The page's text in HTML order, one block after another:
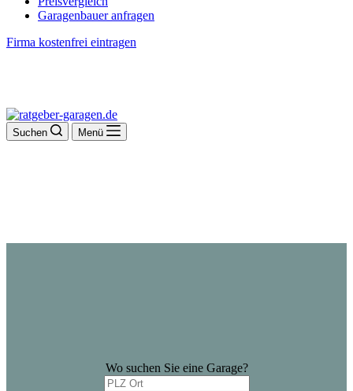
Garagenbauer anfragen
Firma kostenfrei eintragen
Suchen Menü
Wo suchen Sie eine Garage?